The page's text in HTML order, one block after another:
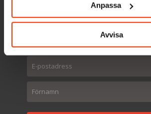
Anpassa
Avvisa
Prenumerera på kunskapsbrevet